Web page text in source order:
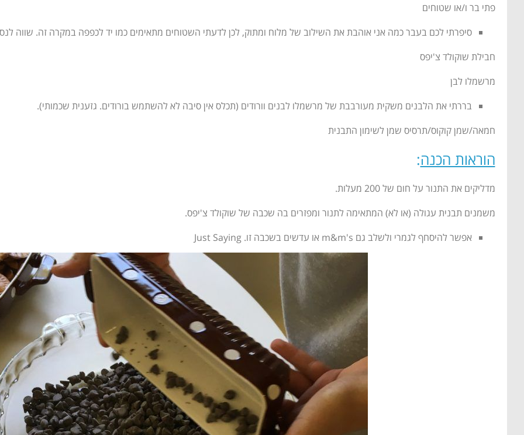
פתי בר ו/או שטוחים
סיפרתי לכם בעבר כמה אני אוהבת את השילוב של מלוח ומתוק, לכן לדעתי השטוחים מתאימים כמו יד לכפפה במקרה זה. שווה
חבילת שוקולד צ'יפס
מרשמלו לבן
בררתי את הלבנים משקית מעורבבת של מרשמלו לבנים וורודים (תכלס אין סיבה לא להשתמש בורודים. גזענית שכמותי).
חמאה/שמן קוקוס/תרסיס שמן לשימון התבנית
הוראות הכנה:
מדליקים את התנור על חום של 200 מעלות.
משמנים תבנית עגולה (או לא) המתאימה לתנור ומפזרים בה שכבה של שוקולד צ'יפס.
אפשר להיסחף לגמרי ולשלב גם m&m's או עדשים בשכבה זו. Just Saying